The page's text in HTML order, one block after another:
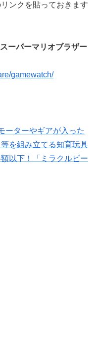
ンクを貼っておきます
ーパーマリオブラザー
gamewatch/
ーターやギアが入った
を組み立てる知育玩具
以下！「ミラクルビー